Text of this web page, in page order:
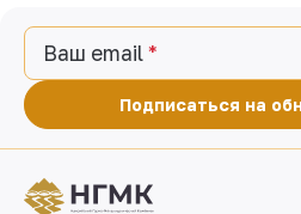
Ваш email
Подписаться на